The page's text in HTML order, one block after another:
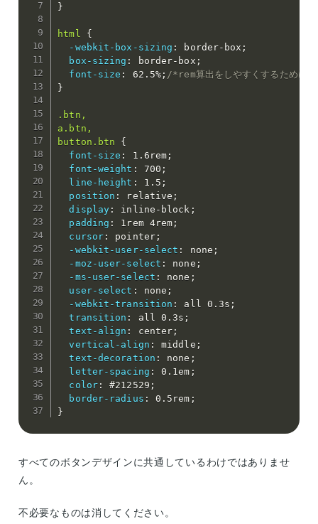
}
html
{
-webkit-box-sizing : border-box ;
box-sizing : border-box ;
font-size : 62.5% ; /*rem算出をしやすくするために
}
.btn,
a.btn,
button.btn
{
font-size : 1.6rem ;
font-weight : 700 ;
line-height : 1.5 ;
position : relative ;
display : inline-block ;
padding : 1rem 4rem ;
cursor : pointer;
-webkit-user-select : none ;
-moz-user-select : none ;
-ms-user-select : none ;
user-select : none ;
-webkit-transition : all 0.3s ;
transition : all 0.3s ;
text-align : center ;
vertical-align : middle ;
text-decoration : none ;
letter-spacing : 0.1em ;
color: #212529 ;
border-radius : 0.5rem ;
}
すべてのボタンデザインに共通しているわけではありませ
ん。
不必要なものは消してください。